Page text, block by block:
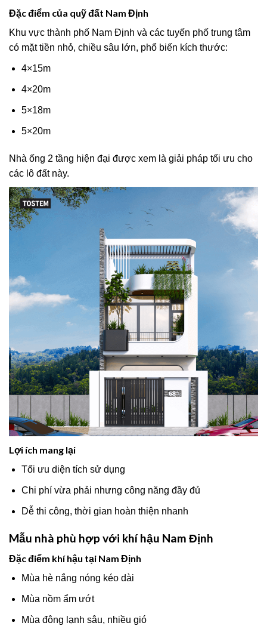
Đặc điểm của quỹ đất Nam Định
Khu vực thành phố Nam Định và các tuyến phố trung tâm
có mặt tiền nhỏ, chiều sâu lớn, phổ biến kích thước:
4×15m
4×20m
5×18m
5×20m
Nhà ống 2 tầng hiện đại được xem là giải pháp tối ưu cho
các lô đất này.
Lợi ích mang lại
Tối ưu diện tích sử dụng
Chi phí vừa phải nhưng công năng đầy đủ
Dễ thi công, thời gian hoàn thiện nhanh
Mẫu nhà phù hợp với khí hậu Nam Định
Đặc điểm khí hậu tại Nam Định
Mùa hè nắng nóng kéo dài
Mùa nồm ẩm ướt
Mùa đông lạnh sâu, nhiều gió